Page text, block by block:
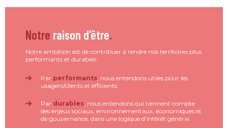
Notre raison d'être.
Notre ambition est de contribuer à rendre nos territoires plus
performants et durables.
Par performants, nous entendons utiles pour les
usagers/clients et efficients.
Par durables, nous entendons qui tiennent compte
des enjeux sociaux, environnementaux, économiques et
de gouvernance, dans une logique d’intérêt général.